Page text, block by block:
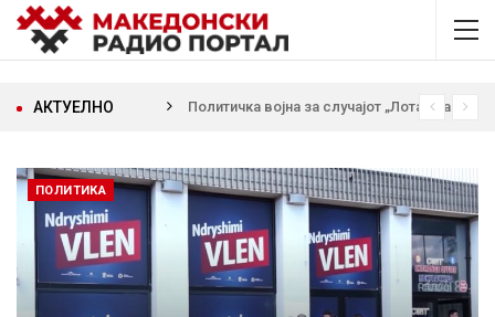
АКТУЕЛНО Пресврт во истрагата за трагедијата во Радишани: Уапсен возач кој ја предизвикал несреќата во која загина 19-годишен мотоциклист и побегнал
ПОЛИТИКА